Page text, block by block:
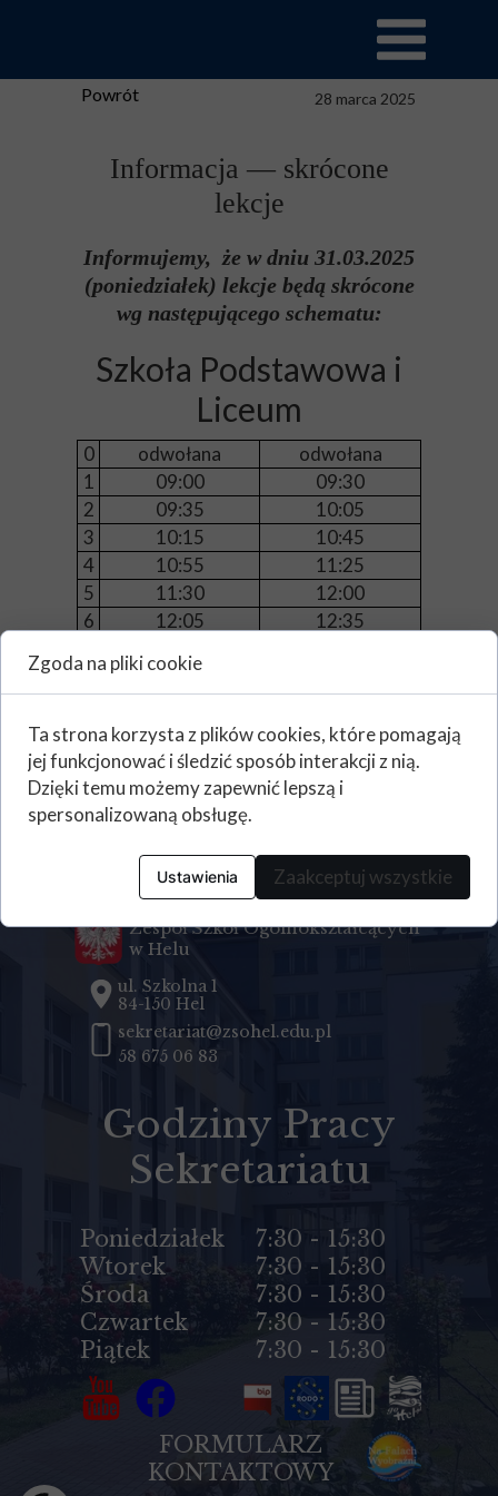
28 marca 2025
Powrót
0 odwołana
odwołana
1
09:00
09:30
2
09:35
10:05
3
10:15
10:45
4
10:55
11:25
5
11:30
12:00
6
12:05
12:35
8
-
Kontakt
Zespół Szkół Ogólnokształcących
w Helu
ul. Szkolna 1
84-150 Hel
sekretariat@zsohel.edu.pl
58 675 06 83
FORMULARZ
KONTAKTOWY
Godziny Pracy
Sekretariatu
Poniedziałek
Wtorek
Środa
Czwartek
Piątek
7:30 - 15:30
7:30 - 15:30
7:30 - 15:30
7:30 - 15:30
7:30 - 15:30
Informujemy, że w dniu 31.03.2025
(poniedziałek) lekcje będą skrócone
wg następującego schematu:
Informacja — skrócone
lekcje
Szkoła Podstawowa i
Liceum
Zgoda na pliki cookie
Ta strona korzysta z plików cookies, które pomagają
jej funkcjonować i śledzić sposób interakcji z nią.
Dzięki temu możemy zapewnić lepszą i
spersonalizowaną obsługę.
Ustawienia Zaakceptuj wszystkie